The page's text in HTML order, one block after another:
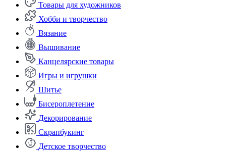
Товары для художников
Хобби и творчество
Вязание
Вышивание
Канцелярские товары
Игры и игрушки
Шитье
Бисероплетение
Декорирование
Скрапбукинг
Детское творчество